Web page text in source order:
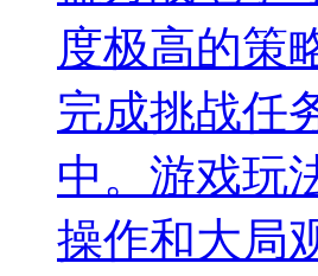
度极高的策
完成挑战任
中。游戏玩
操作和大局